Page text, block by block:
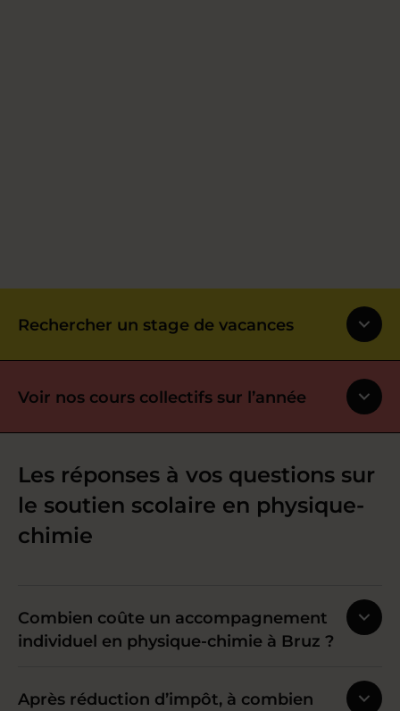
Rechercher un stage de vacances
Voir nos cours collectifs sur l’année
Les réponses à vos questions sur
le soutien scolaire en physique-
chimie
Combien coûte un accompagnement
individuel en physique-chimie à Bruz ?
Après réduction d’impôt, à combien